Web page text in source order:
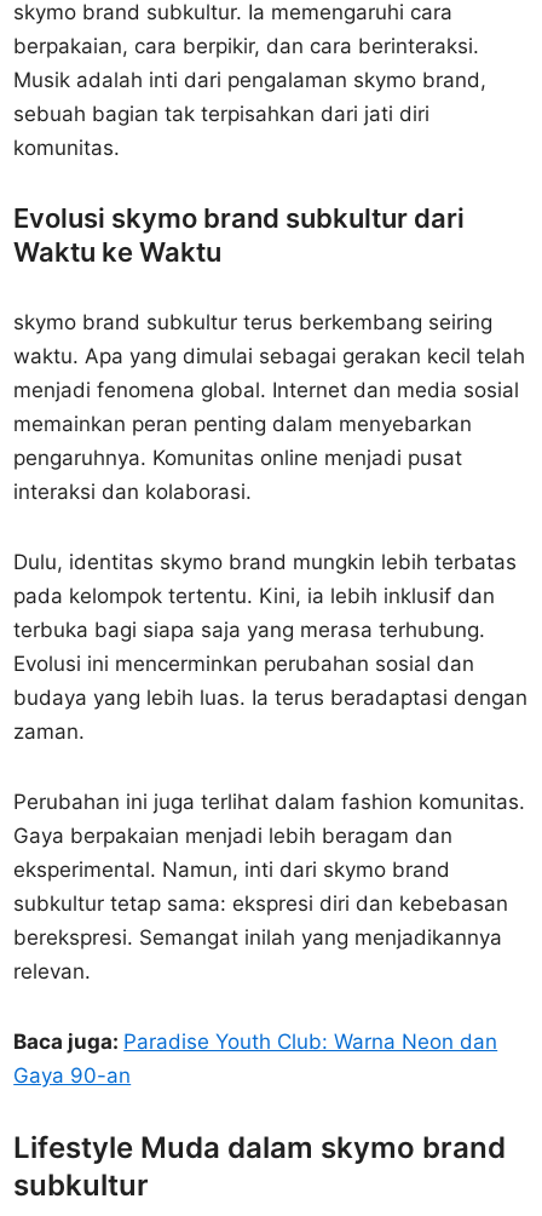
skymo brand subkultur. Ia memengaruhi cara
berpakaian, cara berpikir, dan cara berinteraksi.
Musik adalah inti dari pengalaman skymo brand,
sebuah bagian tak terpisahkan dari jati diri
komunitas.
Evolusi skymo brand subkultur dari
Waktu ke Waktu
skymo brand subkultur terus berkembang seiring
waktu. Apa yang dimulai sebagai gerakan kecil telah
menjadi fenomena global. Internet dan media sosial
memainkan peran penting dalam menyebarkan
pengaruhnya. Komunitas online menjadi pusat
interaksi dan kolaborasi.
Dulu, identitas skymo brand mungkin lebih terbatas
pada kelompok tertentu. Kini, ia lebih inklusif dan
terbuka bagi siapa saja yang merasa terhubung.
Evolusi ini mencerminkan perubahan sosial dan
budaya yang lebih luas. Ia terus beradaptasi dengan
zaman.
Perubahan ini juga terlihat dalam fashion komunitas.
Gaya berpakaian menjadi lebih beragam dan
eksperimental. Namun, inti dari skymo brand
subkultur tetap sama: ekspresi diri dan kebebasan
berekspresi. Semangat inilah yang menjadikannya
relevan.
Baca juga: Paradise Youth Club: Warna Neon dan
Gaya 90-an
Lifestyle Muda dalam skymo brand
subkultur